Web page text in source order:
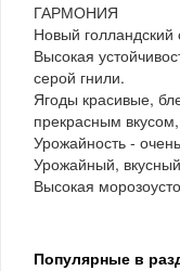
ГАРМОНИЯ
Новый голландский
Высокая
серой гнили.
Ягоды красивые,
прекрасным
Урожайность -
Урожайный,
Высокая
Популярные в